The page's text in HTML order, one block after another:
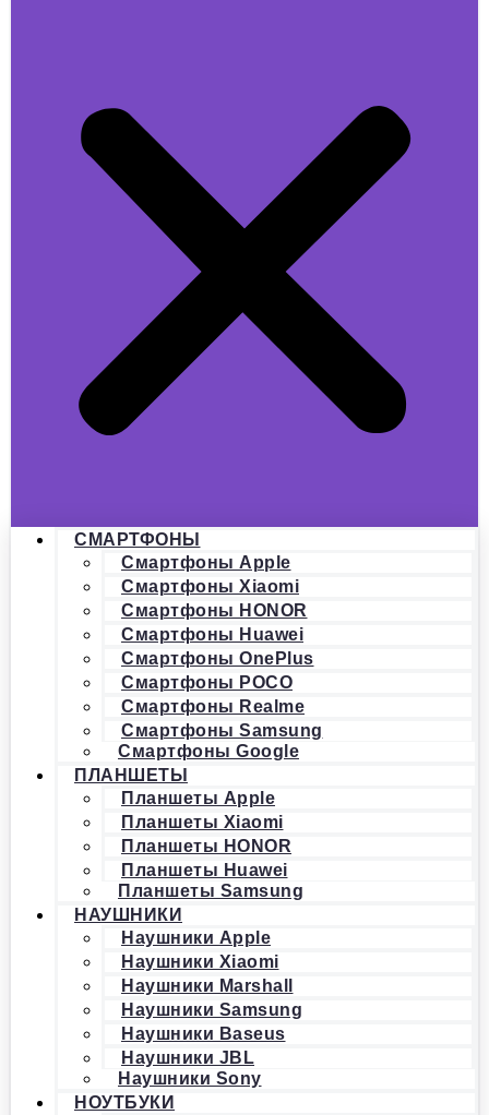
СМАРТФОНЫ
Смартфоны Apple
Смартфоны Xiaomi
Смартфоны HONOR
Смартфоны Huawei
Смартфоны OnePlus
Смартфоны POCO
Смартфоны Realme
Смартфоны Samsung
Смартфоны Google
ПЛАНШЕТЫ
Планшеты Apple
Планшеты Xiaomi
Планшеты HONOR
Планшеты Huawei
Планшеты Samsung
НАУШНИКИ
Наушники Apple
Наушники Xiaomi
Наушники Marshall
Наушники Samsung
Наушники Baseus
Наушники JBL
Наушники Sony
НОУТБУКИ